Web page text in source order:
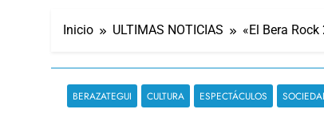
Inicio ULTIMAS NOTICIAS «El Bera
BERAZATEGUI CULTURA ESPECTÁCULOS